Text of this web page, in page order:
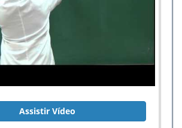
Assistir Vídeo